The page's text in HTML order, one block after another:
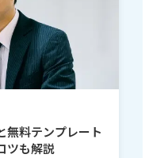
無料テンプレート
ツも解説